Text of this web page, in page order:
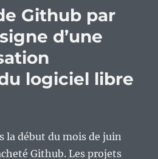
Github par
d’une
logiciel libre
la début du mois de juin
Github. Les projets